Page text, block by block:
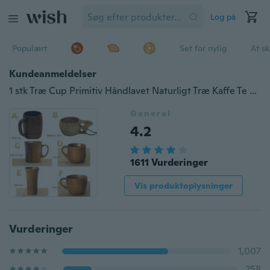
Log på
Populært Set for nylig At
Kundeanmeldelser
1 stk Træ Cup Primitiv Håndlavet Naturligt Træ Kaffe Te Øl Juice Mælkekrus
Generel
4.2
1611 Vurderinger
Vis produktoplysninger
Vurderinger
1,007